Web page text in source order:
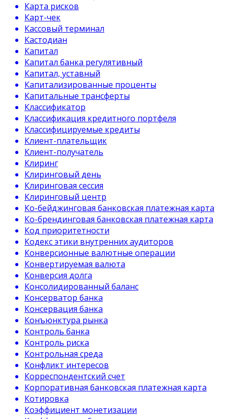
Карта рисков
Карт-чек
Кассовый терминал
Кастодиан
Капитал
Капитал банка регулятивный
Капитал, уставный
Капитализированные проценты
Капитальные трансферты
Классификатор
Классификация кредитного портфеля
Классифицируемые кредиты
Клиент-плательщик
Клиент-получатель
Клиринг
Клиринговый день
Клиринговая сессия
Клиринговый центр
Ко-бейджинговая банковская платежная карта
Ко-брендинговая банковская платежная карта
Код приоритетности
Кодекс этики внутренних аудиторов
Конверсионные валютные операции
Конвертируемая валюта
Конверсия долга
Консолидированный баланс
Консерватор банка
Консервация банка
Конъюнктура рынка
Контроль банка
Контроль риска
Контрольная среда
Конфликт интересов
Корреспондентский счет
Корпоративная банковская платежная карта
Котировка
Коэффициент монетизации